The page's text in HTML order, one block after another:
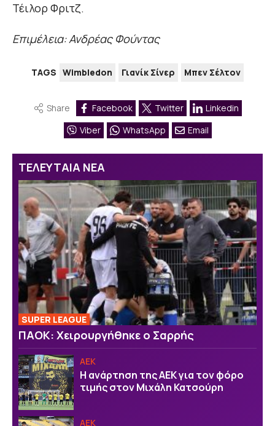
Τέιλορ Φριτζ.
Επιμέλεια: Ανδρέας Φούντας
TAGS Wimbledon Γιανίκ Σίνερ Μπεν Σέλτον
Share Facebook Twitter
Linkedin
Viber
WhatsApp Email
ΤΕΛΕΥΤΑΙΑ ΝΕΑ
SUPER LEAGUE
ΠΑΟΚ: Χειρουργήθηκε ο Σαρρής
ΑΕΚ
Η ανάρτηση της ΑΕΚ για τον φόρο
τιμής στον Μιχάλη Κατσούρη
ΑΕΚ